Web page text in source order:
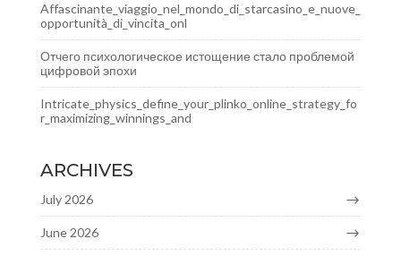
Affascinante_viaggio_nel_mondo_di_starcasino_e_nuove_
opportunità_di_vincita_onl
Отчего психологическое истощение стало проблемой
цифровой эпохи
Intricate_physics_define_your_plinko_online_strategy_fo
r_maximizing_winnings_and
ARCHIVES
July 2026
June 2026